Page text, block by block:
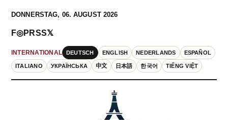
DONNERSTAG, 06. AUGUST 2026
INTERNATIONAL DEUTSCH ENGLISH NEDERLANDS ESPAÑOL
ITALIANO УКРАЇНСЬКА 中文 日本語 한국어 TIẾNG VIỆT
F◎PRSS𝕏